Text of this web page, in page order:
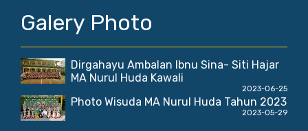
Galery Photo
Dirgahayu Ambalan Ibnu Sina- Siti Hajar
MA Nurul Huda Kawali
2023-06-25
Photo Wisuda MA Nurul Huda Tahun 2023
2023-05-29